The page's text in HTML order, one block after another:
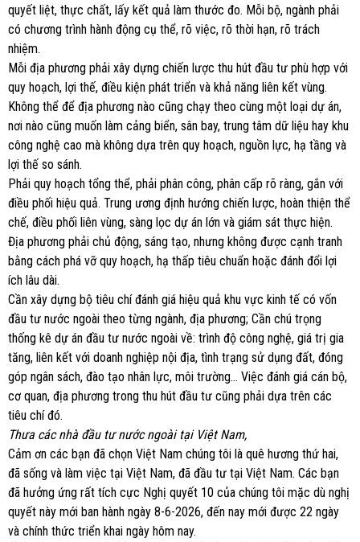
quyết liệt, thực chất, lấy kết quả làm thước đo. Mỗi bộ, ngành phải
có chương trình hành động cụ thể, rõ việc, rõ thời hạn, rõ trách
nhiệm.
Mỗi địa phương phải xây dựng chiến lược thu hút đầu tư phù hợp với
quy hoạch, lợi thế, điều kiện phát triển và khả năng liên kết vùng.
Không thể để địa phương nào cũng chạy theo cùng một loại dự án,
nơi nào cũng muốn làm cảng biển, sân bay, trung tâm dữ liệu hay khu
công nghệ cao mà không dựa trên quy hoạch, nguồn lực, hạ tầng và
lợi thế so sánh.
Phải quy hoạch tổng thể, phải phân công, phân cấp rõ ràng, gắn với
điều phối hiệu quả. Trung ương định hướng chiến lược, hoàn thiện thể
chế, điều phối liên vùng, sàng lọc dự án lớn và giám sát thực hiện.
Địa phương phải chủ động, sáng tạo, nhưng không được cạnh tranh
bằng cách phá vỡ quy hoạch, hạ thấp tiêu chuẩn hoặc đánh đổi lợi
ích lâu dài.
Cần xây dựng bộ tiêu chí đánh giá hiệu quả khu vực kinh tế có vốn
đầu tư nước ngoài theo từng ngành, địa phương; Cần chú trọng
thống kê dự án đầu tư nước ngoài về: trình độ công nghệ, giá trị gia
tăng, liên kết với doanh nghiệp nội địa, tình trạng sử dụng đất, đóng
góp ngân sách, đào tạo nhân lực, môi trường… Việc đánh giá cán bộ,
cơ quan, địa phương trong thu hút đầu tư cũng phải dựa trên các
tiêu chí đó.
Thưa các nhà đầu tư nước ngoài tại Việt Nam,
Cảm ơn các bạn đã chọn Việt Nam chúng tôi là quê hương thứ hai,
đã sống và làm việc tại Việt Nam, đã đầu tư tại Việt Nam. Các bạn
đã hưởng ứng rất tích cực Nghị quyết 10 của chúng tôi mặc dù nghị
quyết này mới ban hành ngày 8-6-2026, đến nay mới được 22 ngày
và chính thức triển khai ngày hôm nay.